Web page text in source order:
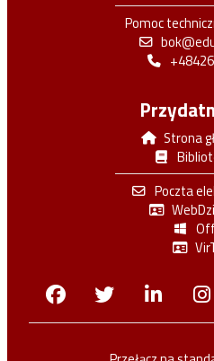
Pomoc
Strona
Poczta
FacebookTwitter